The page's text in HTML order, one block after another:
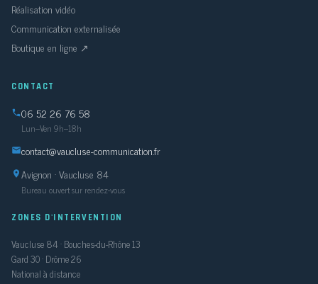
Réalisation vidéo
Communication externalisée
Boutique en ligne ↗
CONTACT
06 52 26 76 58
Lun–Ven 9h–18h
contact@vaucluse-communication.fr
Avignon · Vaucluse 84
Bureau ouvert sur rendez-vous
ZONES D'INTERVENTION
Vaucluse 84 · Bouches-du-Rhône 13
Gard 30 · Drôme 26
National à distance